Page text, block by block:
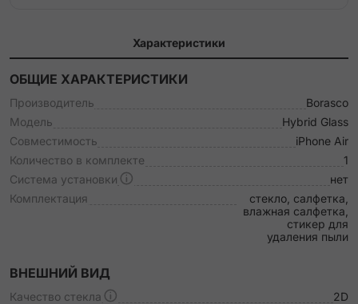
Характеристики
ОБЩИЕ ХАРАКТЕРИСТИКИ
Производитель
Borasco
Модель
Hybrid Glass
Совместимость
iPhone Air
Количество в комплекте
1
Система установки
нет
Комплектация
стекло, салфетка,
влажная салфетка,
стикер для
удаления пыли
ВНЕШНИЙ ВИД
Качество стекла
2D